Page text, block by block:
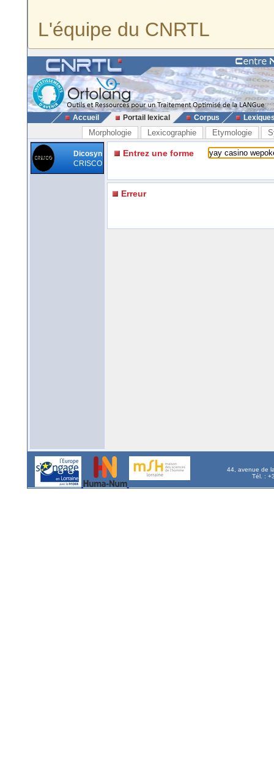
L'équipe du CNRTL
Accueil Portail lexical Corpus
Morphologie Lexicographie Etymologie
Dicosyn
CRISCO
Entrez une forme
Erreur
44, avenue de
Tél. :